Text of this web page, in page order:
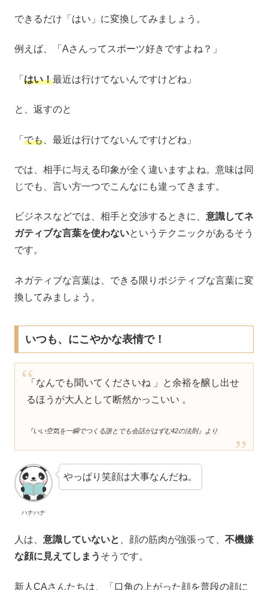
できるだけ「はい」に変換してみましょう。
例えば、「Aさんってスポーツ好きですよね？」
「 はい！最近は行けてないんですけどね」
と、返すのと
「 でも 、最近は行けてないんですけどね」
では、相手に与える印象が全く違いますよね。意味は同
じでも、言い方一つでこんなにも違ってきます。
ビジネスなどでは、相手と交渉するときに、 意識してネ
ガティブな言葉を使わないというテクニックがあるそう
です。
ネガティブな言葉は、できる限りポジティブな言葉に変
換してみましょう。
いつも、にこやかな表情で！
「なんでも聞いてくださいね 」と余裕を醸し出せ
るほうが大人として断然かっこいい 。
『いい空気を一瞬でつくる誰とでも会話がはずむ42の法則』より
ハナハナ
やっぱり笑顔は大事なんだね。
人は、 意識していないと 、顔の筋肉が強張って、 不機嫌
な顔に見えてしまう そうです。
新人CAさんたちは、「口角の上がった顔を普段の顔に